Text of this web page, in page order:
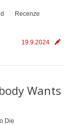
Recenze
19.9.2024
Wants
Die